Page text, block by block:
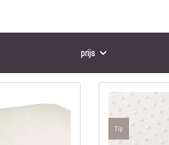
Comfort Plus
Topdekmatrassen
Nachtkastjes
Bedbodems
prijs
Tip